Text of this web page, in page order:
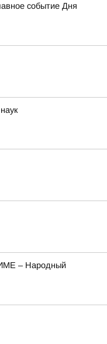
событие Дня
– Народный